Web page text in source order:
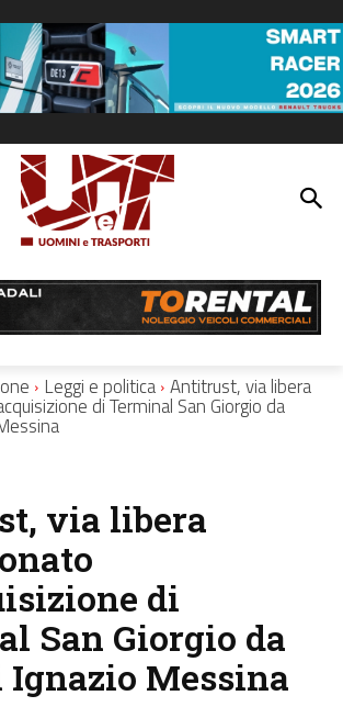
Leggi e politica Antitrust, via libera
di Terminal San Giorgio da
via libera
di
San Giorgio da
Ignazio Messina